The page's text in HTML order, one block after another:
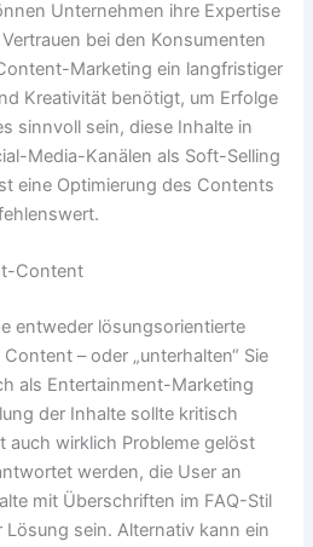
Unternehmen ihre Expertise
bei den Konsumenten
Marketing ein langfristiger
Kreativität benötigt, um Erfolge
sinnvoll sein, diese Inhalte in
Media-Kanälen als Soft-Selling
eine Optimierung des Contents
Content
entweder lösungsorientierte
– oder „unterhalten“ Sie
als Entertainment-Marketing
der Inhalte sollte kritisch
auch wirklich Probleme gelöst
werden, die User an
mit Überschriften im FAQ-Stil
Lösung sein. Alternativ kann ein